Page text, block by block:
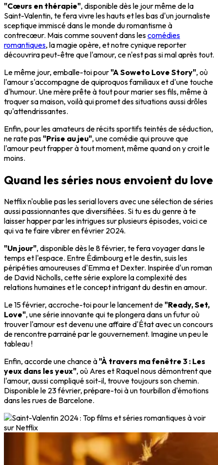
"Cœurs en thérapie", disponible dès le jour même de la
Saint-Valentin, te fera vivre les hauts et les bas d'un journaliste
sceptique immiscé dans le monde du romantisme à
contrecœur. Mais comme souvent dans lescomédies
romantiques, la magie opère, et notre cynique reporter
découvrira peut-être que l'amour, ce n'est pas si mal après tout.
Le même jour, emballe-toi pour"A Soweto Love Story", où
l'amour s'accompagne de quiproquos familiaux et d'une touche
d'humour. Une mère prête à tout pour marier ses fils, même à
troquer sa maison, voilà qui promet des situations aussi drôles
qu'attendrissantes.
Enfin, pour les amateurs de récits sportifs teintés de séduction,
ne rate pas"Prise au jeu", une comédie qui prouve que
l'amour peut frapper à tout moment, même quand on y croit le
moins.
Quand les séries nous envoient du love
Netflix n'oublie pas les serial lovers avec une sélection de séries
aussi passionnantes que diversifiées. Si tu es du genre à te
laisser happer par les intrigues sur plusieurs épisodes, voici ce
qui va te faire vibrer en février 2024.
"Un jour", disponible dès le 8 février, te fera voyager dans le
temps et l'espace. Entre Édimbourg et le destin, suis les
péripéties amoureuses d'Emma et Dexter. Inspirée d'un roman
de David Nicholls, cette série explore la complexité des
relations humaines et le concept intrigant du destin en amour.
Le 15 février, accroche-toi pour le lancement de"Ready, Set,
Love", une série innovante qui te plongera dans un futur où
trouver l'amour est devenu une affaire d'État avec un concours
de rencontre parrainé par le gouvernement. Imagine un peu le
tableau !
Enfin, accorde une chance à"À travers ma fenêtre 3 : Les
yeux dans les yeux", où Ares et Raquel nous démontrent que
l'amour, aussi compliqué soit-il, trouve toujours son chemin.
Disponible le 23 février, prépare-toi à un tourbillon d'émotions
dans les rues de Barcelone.